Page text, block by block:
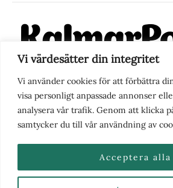
Vi värdesätter din integritet
Vi använder cookies för att förbättra
visa personligt anpassade annonser
analysera vår trafik. Genom att klicka
samtycker du till vår användning av
Acceptera alla
KalmarPosten är en modern
fokus på Kalmarregionen, men också
perspektivet, vill vi vara din självklara
berättelser och engagemang.
fick nya ägare 2025.